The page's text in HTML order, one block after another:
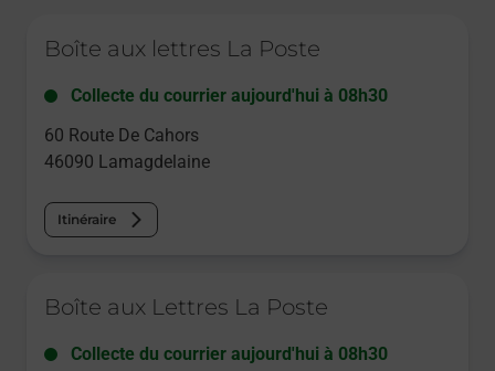
Boîte aux lettres La Poste
Collecte du courrier aujourd'hui à 08h30
60 Route De Cahors
46090 Lamagdelaine
Itinéraire
Boîte aux Lettres La Poste
Collecte du courrier aujourd'hui à 08h30